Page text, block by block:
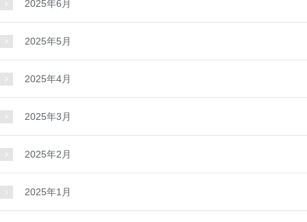
2025年6月
2025年5月
2025年4月
2025年3月
2025年2月
2025年1月